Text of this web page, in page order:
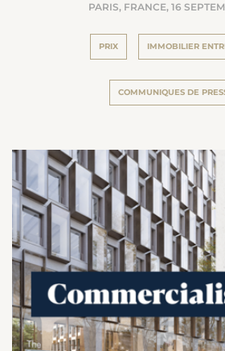
PARIS, FRANCE, 16
PRIX IMMOBILIER
COMMUNIQUES DE